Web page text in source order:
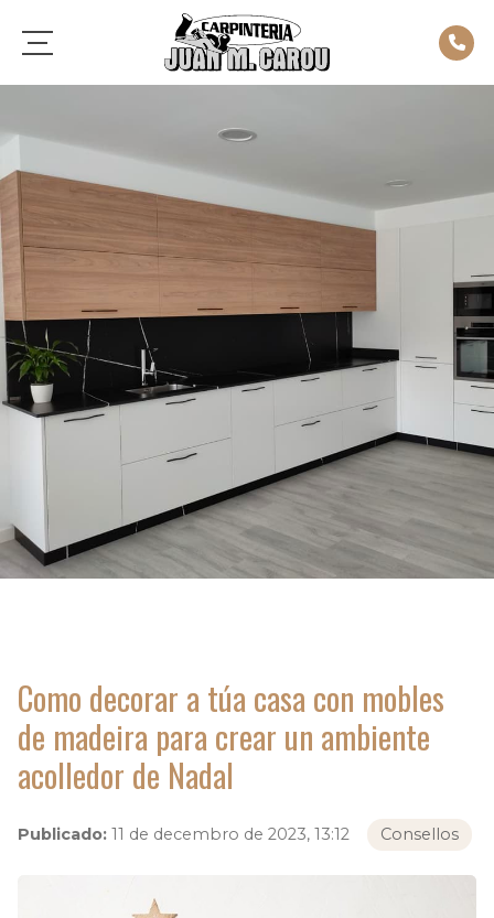
Como decorar a túa casa con mobles
de madeira para crear un ambiente
acolledor de Nadal
Publicado: 11 de decembro de 2023, 13:12 Consellos